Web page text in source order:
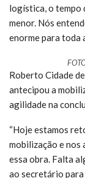
logística, o tempo
menor. Nós
enorme para toda
Roberto Cidade
antecipou a
agilidade na
“Hoje estamos
mobilização e nos
essa obra. Falta
ao secretário para